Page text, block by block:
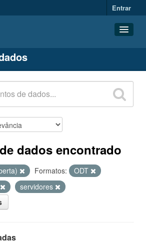
Entrar
dados encontrado
Formatos:
ODT
servidores